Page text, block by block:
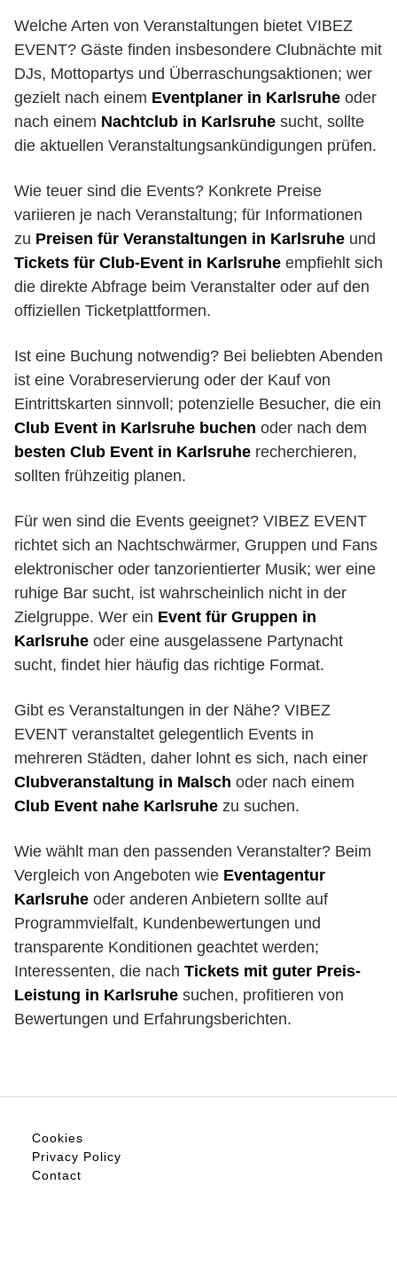
Welche Arten von Veranstaltungen bietet VIBEZ
EVENT? Gäste finden insbesondere Clubnächte mit
DJs, Mottopartys und Überraschungsaktionen; wer
gezielt nach einem Eventplaner in Karlsruhe oder
nach einem Nachtclub in Karlsruhe sucht, sollte
die aktuellen Veranstaltungsankündigungen prüfen.
Wie teuer sind die Events? Konkrete Preise
variieren je nach Veranstaltung; für Informationen
zu Preisen für Veranstaltungen in Karlsruhe und
Tickets für Club-Event in Karlsruhe empfiehlt sich
die direkte Abfrage beim Veranstalter oder auf den
offiziellen Ticketplattformen.
Ist eine Buchung notwendig? Bei beliebten Abenden
ist eine Vorabreservierung oder der Kauf von
Eintrittskarten sinnvoll; potenzielle Besucher, die ein
Club Event in Karlsruhe buchen oder nach dem
besten Club Event in Karlsruhe recherchieren,
sollten frühzeitig planen.
Für wen sind die Events geeignet? VIBEZ EVENT
richtet sich an Nachtschwärmer, Gruppen und Fans
elektronischer oder tanzorientierter Musik; wer eine
ruhige Bar sucht, ist wahrscheinlich nicht in der
Zielgruppe. Wer ein Event für Gruppen in
Karlsruhe oder eine ausgelassene Partynacht
sucht, findet hier häufig das richtige Format.
Gibt es Veranstaltungen in der Nähe? VIBEZ
EVENT veranstaltet gelegentlich Events in
mehreren Städten, daher lohnt es sich, nach einer
Clubveranstaltung in Malsch oder nach einem
Club Event nahe Karlsruhe zu suchen.
Wie wählt man den passenden Veranstalter? Beim
Vergleich von Angeboten wie Eventagentur
Karlsruhe oder anderen Anbietern sollte auf
Programmvielfalt, Kundenbewertungen und
transparente Konditionen geachtet werden;
Interessenten, die nach Tickets mit guter Preis-
Leistung in Karlsruhe suchen, profitieren von
Bewertungen und Erfahrungsberichten.
Cookies
Privacy Policy
Contact